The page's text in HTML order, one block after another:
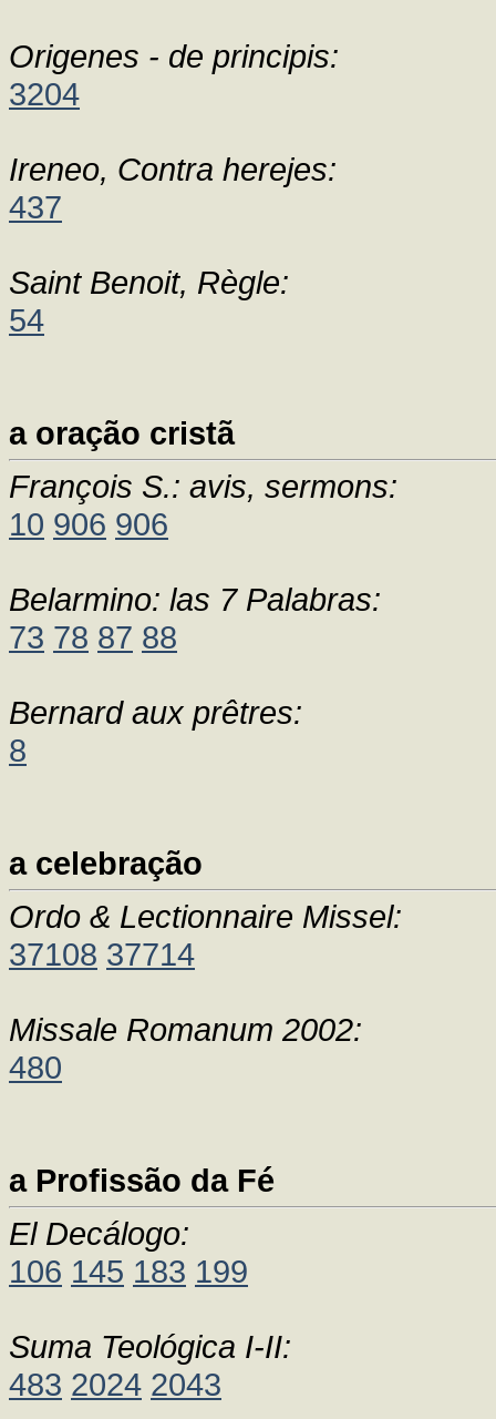
Origenes - de principis:
3204
Ireneo, Contra herejes:
437
Saint Benoit, Règle:
54
a oração cristã
François S.: avis, sermons:
10 906 906
Belarmino: las 7 Palabras:
73 78 87 88
Bernard aux prêtres:
8
a celebração
Ordo & Lectionnaire Missel:
37108 37714
Missale Romanum 2002:
480
a Profissão da Fé
El Decálogo:
106 145 183 199
Suma Teológica I-II:
483 2024 2043